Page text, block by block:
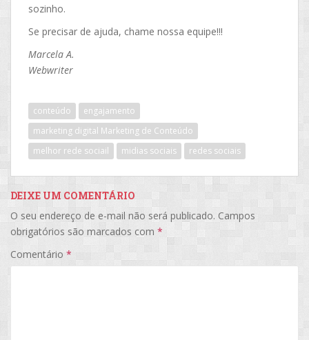
sozinho.
Se precisar de ajuda, chame nossa equipe!!!
Marcela A.
Webwriter
conteúdo
engajamento
marketing digital Marketing de Conteúdo
melhor rede sociail
midias sociais redes sociais
DEIXE UM COMENTÁRIO
O seu endereço de e-mail não será publicado. Campos
obrigatórios são marcados com *
Comentário *